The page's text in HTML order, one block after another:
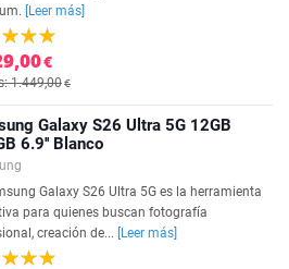
[Leer más]
€
1.449,00€
Galaxy S26 Ultra 5G 12GB
6.9'' Blanco
Galaxy S26 Ultra 5G es la herramienta
para quienes buscan fotografía
creación de...
[Leer más]